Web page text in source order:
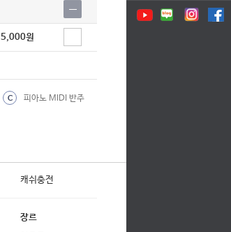
5,000원
C 피아노 MIDI 반주
캐쉬충전
장르